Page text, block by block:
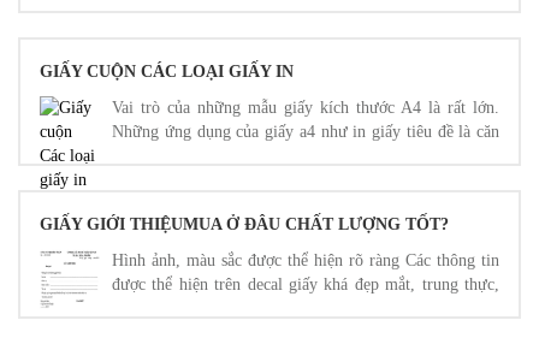
GIẤY CUỘN CÁC LOẠI GIẤY IN
Vai trò của những mẫu giấy kích thước A4 là rất lớn.
Những ứng dụng của giấy a4 như in giấy tiêu đề là căn
GIẤY GIỚI THIỆUMUA Ở ĐÂU CHẤT LƯỢNG TỐT?
Hình ảnh, màu sắc được thể hiện rõ ràng Các thông tin
được thể hiện trên decal giấy khá đẹp mắt, trung thực,